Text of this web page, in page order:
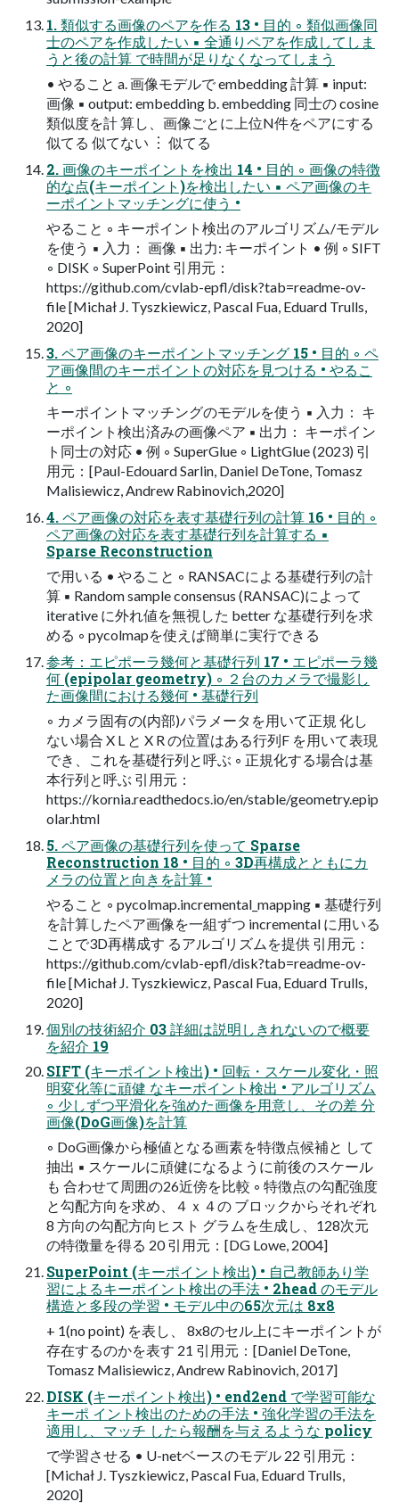
1. 類似する画像のペアを作る 13 • 目的 ◦ 類似画像同
士のペアを作成したい ▪ 全通りペアを作成してしま
うと後の計算 で時間が足りなくなってしまう
• やること a. 画像モデルで embedding 計算 ▪ input:
画像 ▪ output: embedding b. embedding 同士の cosine
類似度を計 算し、画像ごとに上位N件をペアにする
似てる 似てない ︙ 似てる
2. 画像のキーポイントを検出 14 • 目的 ◦ 画像の特徴
的な点(キーポイント)を検出したい ▪ ペア画像のキ
ーポイントマッチングに使う •
やること ◦ キーポイント検出のアルゴリズム/モデル
を使う ▪ 入力： 画像 ▪ 出力: キーポイント • 例 ◦ SIFT
◦ DISK ◦ SuperPoint 引用元：
https://github.com/cvlab-epfl/disk?tab=readme-ov-
file [Michał J. Tyszkiewicz, Pascal Fua, Eduard Trulls,
2020]
3. ペア画像のキーポイントマッチング 15 • 目的 ◦ ペ
ア画像間のキーポイントの対応を見つける • やるこ
と ◦
キーポイントマッチングのモデルを使う ▪ 入力： キ
ーポイント検出済みの画像ペア ▪ 出力： キーポイン
ト同士の対応 • 例 ◦ SuperGlue ◦ LightGlue (2023) 引
用元：[Paul-Edouard Sarlin, Daniel DeTone, Tomasz
Malisiewicz, Andrew Rabinovich,2020]
4. ペア画像の対応を表す基礎行列の計算 16 • 目的 ◦
ペア画像の対応を表す基礎行列を計算する ▪
Sparse Reconstruction
で用いる • やること ◦ RANSACによる基礎行列の計
算 ▪ Random sample consensus (RANSAC)によって
iterative に外れ値を無視した better な基礎行列を求
める ◦ pycolmapを使えば簡単に実行できる
参考：エピポーラ幾何と基礎行列 17 • エピポーラ幾
何 (epipolar geometry) ◦ ２台のカメラで撮影し
た画像間における幾何 • 基礎行列
◦ カメラ固有の(内部)パラメータを用いて正規 化し
ない場合 X L と X R の位置はある行列F を用いて表現
でき、これを基礎行列と呼ぶ ◦ 正規化する場合は基
本行列と呼ぶ 引用元：
https://kornia.readthedocs.io/en/stable/geometry.epip
olar.html
5. ペア画像の基礎行列を使って Sparse
Reconstruction 18 • 目的 ◦ 3D再構成とともにカ
メラの位置と向きを計算 •
やること ◦ pycolmap.incremental_mapping ▪ 基礎行列
を計算したペア画像を一組ずつ incremental に用いる
ことで3D再構成す るアルゴリズムを提供 引用元：
https://github.com/cvlab-epfl/disk?tab=readme-ov-
file [Michał J. Tyszkiewicz, Pascal Fua, Eduard Trulls,
2020]
個別の技術紹介 03 詳細は説明しきれないので概要
を紹介 19
SIFT (キーポイント検出) • 回転・スケール変化・照
明変化等に頑健 なキーポイント検出 • アルゴリズム
◦ 少しずつ平滑化を強めた画像を用意し、その差 分
画像(DoG画像)を計算
◦ DoG画像から極値となる画素を特徴点候補と して
抽出 ▪ スケールに頑健になるように前後のスケール
も 合わせて周囲の26近傍を比較 ◦ 特徴点の勾配強度
と勾配方向を求め、４ｘ４の ブロックからそれぞれ
8 方向の勾配方向ヒスト グラムを生成し、128次元
の特徴量を得る 20 引用元：[DG Lowe, 2004]
SuperPoint (キーポイント検出) • 自己教師あり学
習によるキーポイント検出の手法 • 2head のモデル
構造と多段の学習 • モデル中の65次元は 8x8
+ 1(no point) を表し、 8x8のセル上にキーポイントが
存在するのかを表す 21 引用元：[Daniel DeTone,
Tomasz Malisiewicz, Andrew Rabinovich, 2017]
DISK (キーポイント検出) • end2end で学習可能な
キーポ イント検出のための手法 • 強化学習の手法を
適用し、マッチ したら報酬を与えるような policy
で学習させる • U-netベースのモデル 22 引用元：
[Michał J. Tyszkiewicz, Pascal Fua, Eduard Trulls,
2020]